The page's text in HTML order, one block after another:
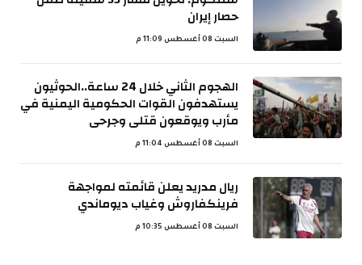
حصار إيران
السبت 08 أغسطس 11:09 م
الهجوم الثاني خلال 24 ساعة..الحوثيون
يستهدفون القوات الحكومية اليمنية في
مأرب ويوقعون قتلى وجرحى
السبت 08 أغسطس 11:04 م
ريال مدريد يعلن قائمته لمواجهة
فرينكفاروش وغياب ديوماندي
السبت 08 أغسطس 10:35 م